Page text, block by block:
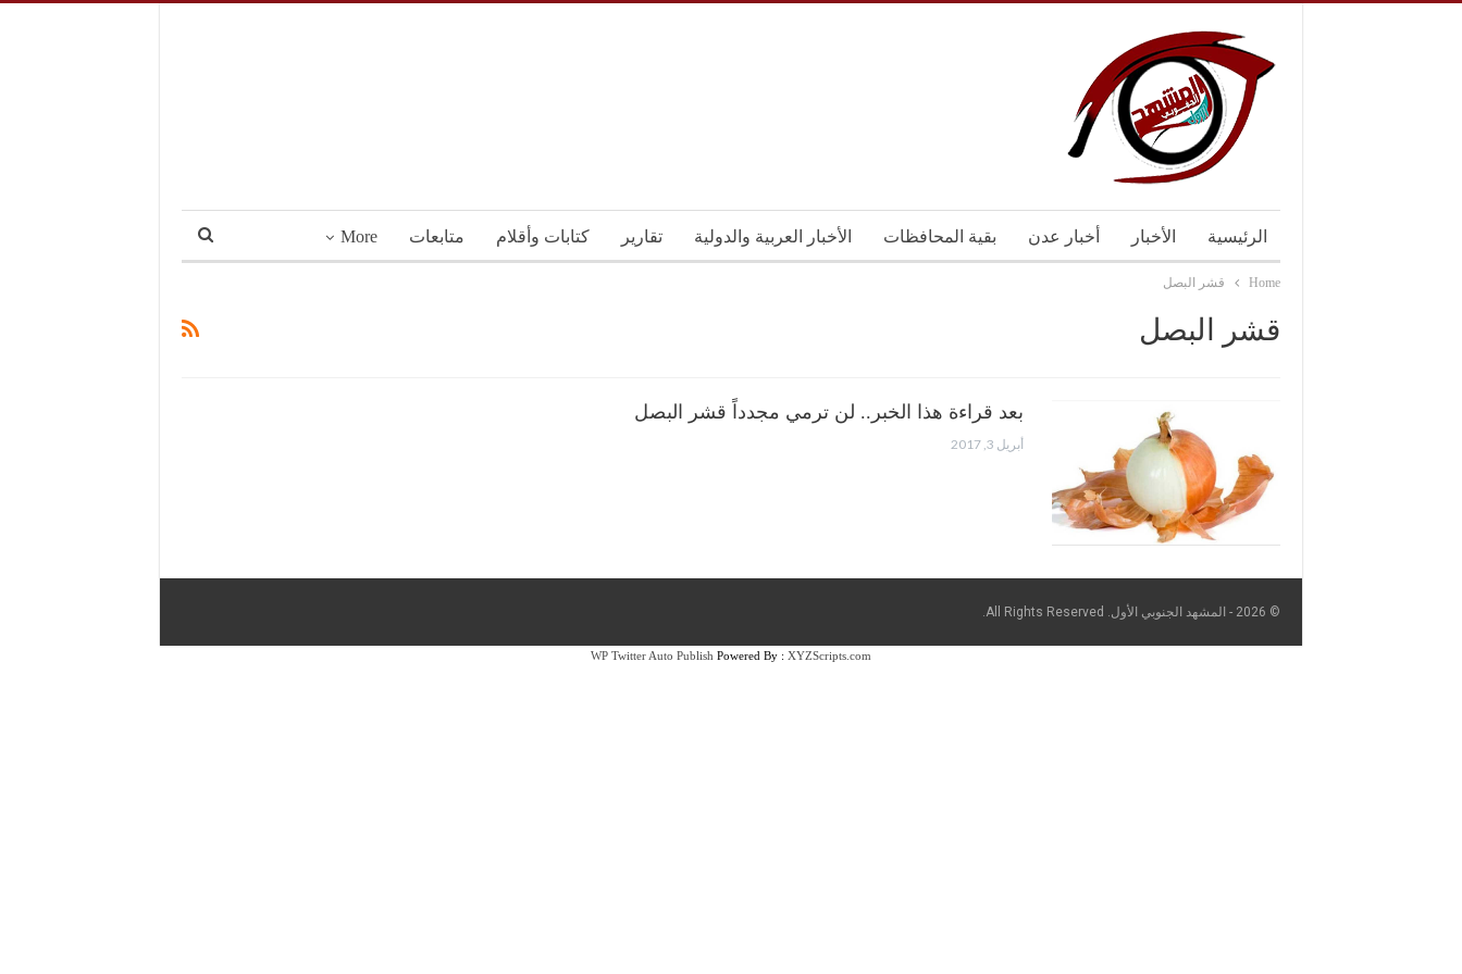
الرئيسية الأخبار أخبار عدن بقية المحافظات الأخبار العربية والدولية تقارير كتابات وأقلام متابعات More
Home قشر البصل
قشر البصل
بعد قراءة هذا الخبر.. لن ترمي مجدداً قشر البصل
أبريل 3, 2017
© 2026 - المشهد الجنوبي الأول. All Rights Reserved.
WP Twitter Auto Publish Powered By : XYZScripts.com